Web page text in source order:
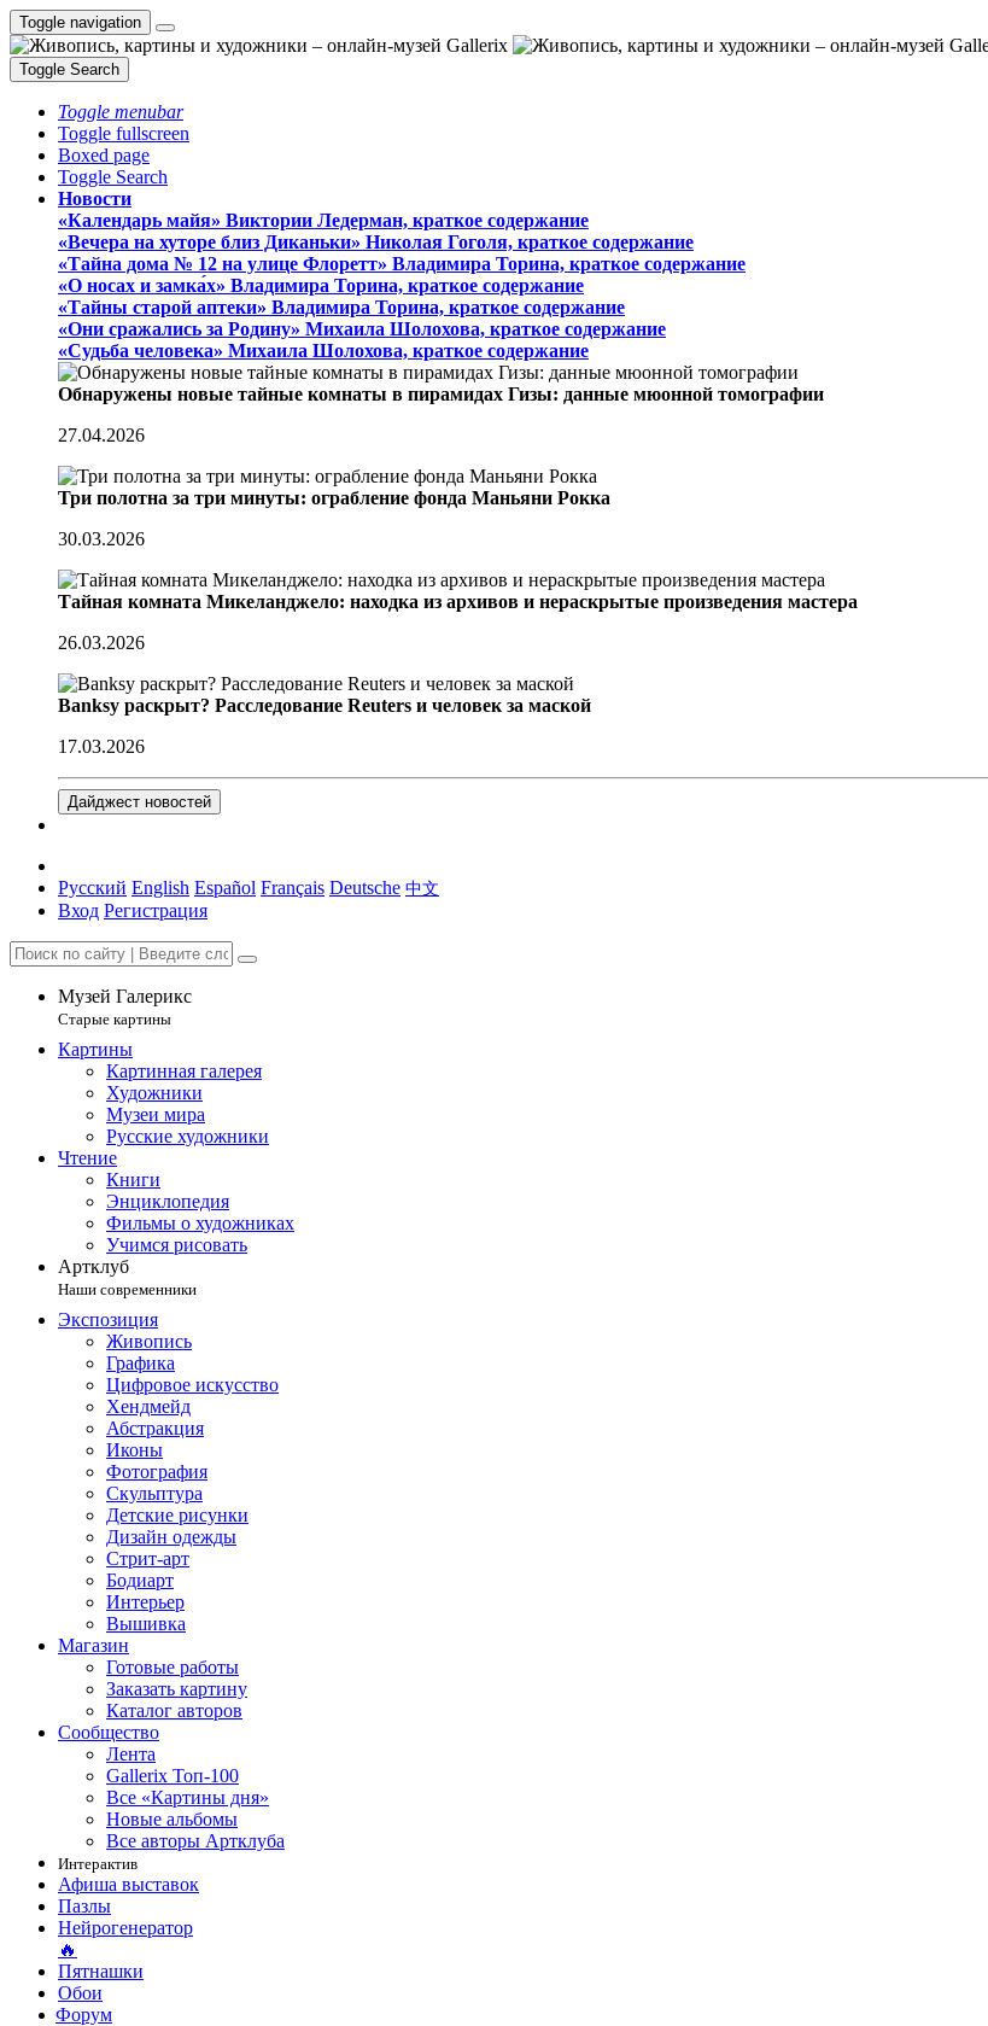
Toggle navigation
Toggle Search
Toggle menubar
Toggle fullscreen
Boxed page
Toggle Search
Новости
«Календарь майя» Виктории Ледерман, краткое содержание
«Вечера на хуторе близ Диканьки» Николая Гоголя, краткое содержание
«Тайна дома № 12 на улице Флоретт» Владимира Торина, краткое содержание
«О носах и замка́х» Владимира Торина, краткое содержание
«Тайны старой аптеки» Владимира Торина, краткое содержание
«Они сражались за Родину» Михаила Шолохова, краткое содержание
«Судьба человека» Михаила Шолохова, краткое содержание
Обнаружены новые тайные комнаты в пирамидах Гизы: данные мюонной томографии
27.04.2026
Три полотна за три минуты: ограбление фонда Маньяни Рокка
30.03.2026
Тайная комната Микеланджело: находка из архивов и нераскрытые произведения мастера
26.03.2026
Banksy раскрыт? Расследование Reuters и человек за маской
17.03.2026
Дайджест новостей
Русский English Español Français Deutsche 中文
Вход Регистрация
Музей Галерикс
Старые картины
Картины
Картинная галерея
Художники
Музеи мира
Русские художники
Чтение
Книги
Энциклопедия
Фильмы о художниках
Учимся рисовать
Артклуб
Наши современники
Экспозиция
Живопись
Графика
Цифровое искусство
Хендмейд
Абстракция
Иконы
Фотография
Скульптура
Детские рисунки
Дизайн одежды
Стрит-арт
Бодиарт
Интерьер
Вышивка
Магазин
Готовые работы
Заказать картину
Каталог авторов
Сообщество
Лента
Gallerix Топ-100
Все «Картины дня»
Новые альбомы
Все авторы Артклуба
Интерактив
Афиша выставок
Пазлы
Нейрогенератор
🔥
Пятнашки
Обои
Форум